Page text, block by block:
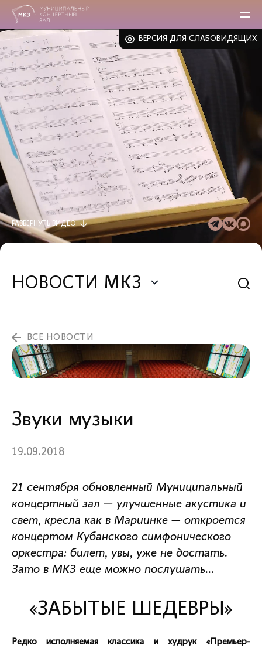
ВЕРСИЯ ДЛЯ СЛАБОВИДЯЩИХ
РАЗВЕРНУТЬ ВИДЕО
НОВОСТИ МКЗ
ВСЕ НОВОСТИ
Звуки музыки
19.09.2018
21 сентября обновленный Муниципальный
концертный зал — улучшенные акустика и
свет, кресла как в Мариинке — откроется
концертом Кубанского симфонического
оркестра: билет, увы, уже не достать.
Зато в МКЗ еще можно послушать…
«ЗАБЫТЫЕ ШЕДЕВРЫ»
Редко исполняемая классика и худрук «Премьер-